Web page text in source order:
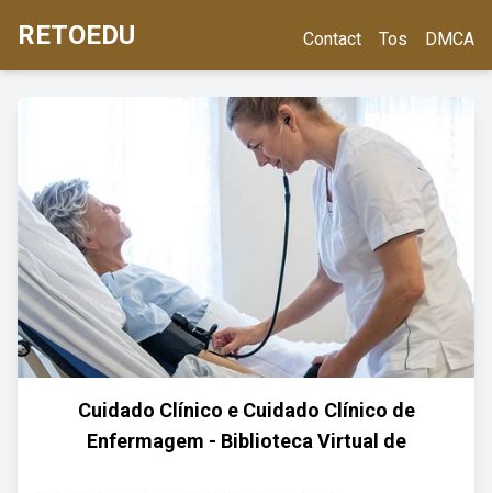
RETOEDU Contact Tos DMCA
Cuidado Clínico e Cuidado Clínico de
Enfermagem - Biblioteca Virtual de